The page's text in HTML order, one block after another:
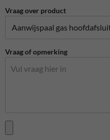
Vraag over product
Vraag of opmerking